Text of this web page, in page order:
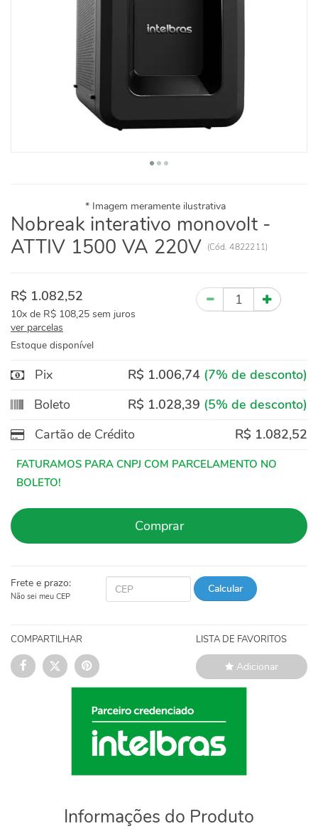
Nobreak interativo monovolt -
ATTIV 1500 VA 220V (Cód.4822211)
R$ 1.082,52
10x de R$ 108,25 sem juros
ver parcelas
Estoque disponível
Quantidade
Pix R$ 1.006,74 (7% de desconto)
Boleto
R$ 1.028,39 (5% de desconto)
Cartão de Crédito
R$ 1.082,52
Comprar
Frete e prazo:
Não sei meu CEP
Calcular
COMPARTILHAR LISTA DE FAVORITOS
Adicionar
Informações do Produto